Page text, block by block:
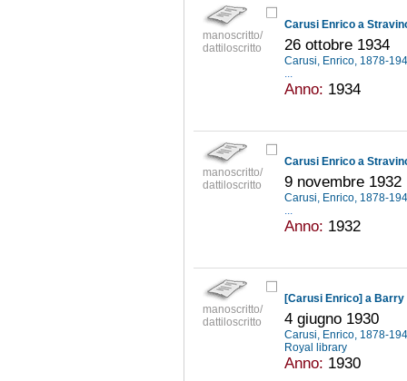
manoscritto/
dattiloscritto
Carusi Enrico a
26 ottobre 1934
Carusi, Enrico, 1878-
...
Anno: 1934
manoscritto/
dattiloscritto
Carusi Enrico a
9 novembre 1932
Carusi, Enrico, 1878-
...
Anno: 1932
manoscritto/
dattiloscritto
[Carusi Enrico] a Barry
4 giugno 1930
Carusi, Enrico, 1878-
Royal library
Anno: 1930